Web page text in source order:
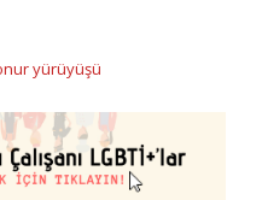
yürüyüşü